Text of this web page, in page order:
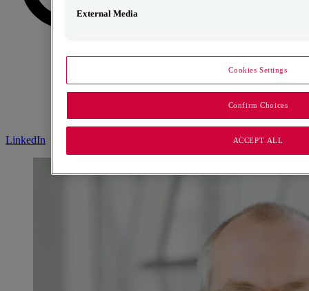
LinkedIn
External Media
Cookies Settings
Confirm Choices
ACCEPT ALL